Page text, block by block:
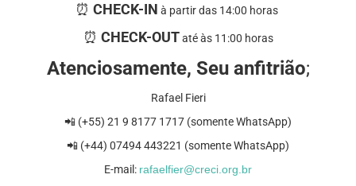
⏰ ⁠ CHECK-IN à partir das 14:00 horas
⏰ ⁠ CHECK-OUT até às 11:00 horas
Atenciosamente, Seu anfitrião;
Rafael Fieri
📲 (+55) 21 9 8177 1717 (somente WhatsApp)
📲 (+44) 07494 443221 (somente WhatsApp)
E-mail: rafaelfier@creci.org.br